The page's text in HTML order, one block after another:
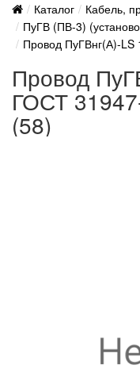
Каталог
Кабель,
ПуГВ (ПВ-3)
Провод ПуГВнг(А)-
Провод
ГОСТ
(58)